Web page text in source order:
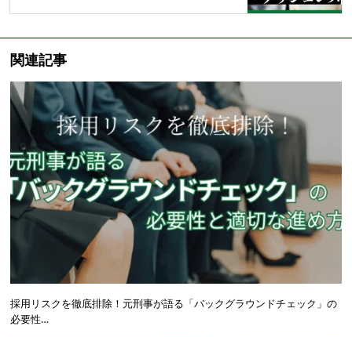
関連記事
採用リスクを徹底排除！元刑事が語る「バックグラウンドチェック」の
必要性…